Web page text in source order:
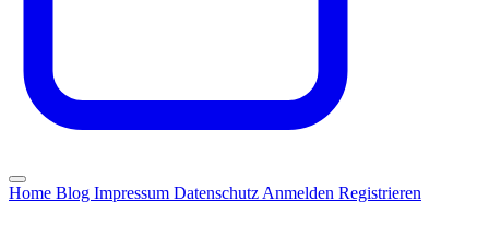
Home Blog Impressum Datenschutz Anmelden Registrieren